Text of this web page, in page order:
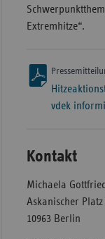
Extremhitze“.
vdek
Kontakt
Michaela Gottfried
Askanischer Platz
10963 Berlin